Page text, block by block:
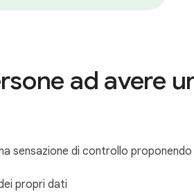
ad avere
sensazione di controllo
propri dati